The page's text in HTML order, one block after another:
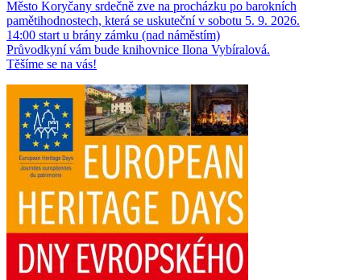
Město Koryčany srdečně zve na procházku po barokních
pamětihodnostech, která se uskuteční v sobotu 5. 9. 2026.
14:00 start u brány zámku (nad náměstím)
Průvodkyní vám bude knihovnice Ilona Vybíralová.
Těšíme se na vás!